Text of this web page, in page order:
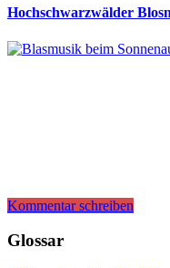
Hochschwarzwälder
Kommentar schreiben
Glossar